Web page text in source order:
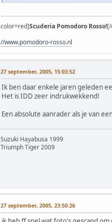
color=red]Scuderia Pomodoro Rosso!
//www.pomodoro-rosso.nl
27 september, 2005, 15:03:52
Ik ben daar enkele jaren geleden
Het is IDD zeer indrukwekkend!
Een absolute aanrader als je van
Suzuki Hayabusa 1999
Triumph Tiger 2009
27 september, 2005, 23:50:26